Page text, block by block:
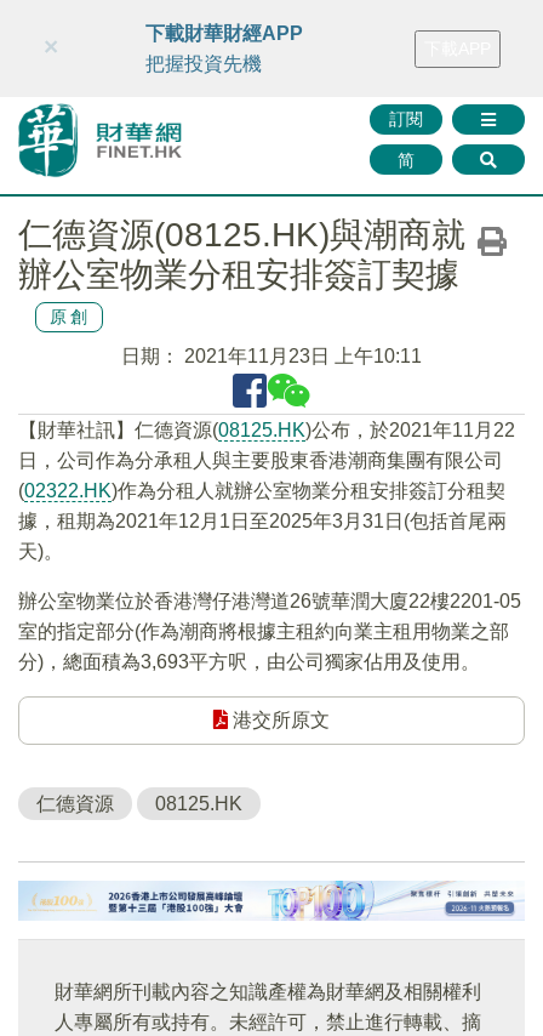
財華智庫網 FINTV FINMETA 財華證券 媒體矩陣
訂閱
简
×
下載財華財經APP
把握投資先機
仁德資源(08125.HK)與潮商就
辦公室物業分租安排簽訂契據
原創
日期： 2021年11月23日 上午10:11
【財華社訊】仁德資源(08125.HK)公布，於2021年11月22
日，公司作為分承租人與主要股東香港潮商集團有限公司
(02322.HK)作為分租人就辦公室物業分租安排簽訂分租契
據，租期為2021年12月1日至2025年3月31日(包括首尾兩
天)。
辦公室物業位於香港灣仔港灣道26號華潤大廈22樓2201-05
室的指定部分(作為潮商將根據主租約向業主租用物業之部
分)，總面積為3,693平方呎，由公司獨家佔用及使用。
港交所原文
仁德資源 08125.HK
財華網所刊載內容之知識產權為財華網及相關權利
人專屬所有或持有。未經許可，禁止進行轉載、摘